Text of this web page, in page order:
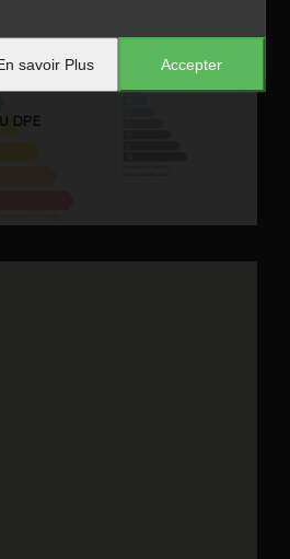
savoir Plus Accepter